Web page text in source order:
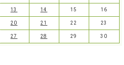
13 14 15 16
20 21 22 23
27 28 29 30